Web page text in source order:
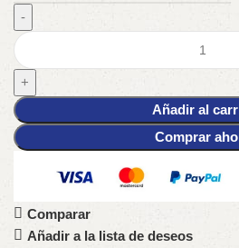
Añadir al
Comprar
Comparar
Añadir a la lista de deseos